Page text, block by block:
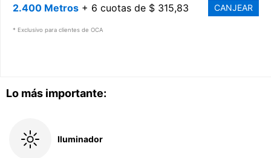
Lo más importante:
Iluminador
2.400 Metros + 6 cuotas de $ 315,83 CANJEAR
* Exclusivo para clientes de OCA